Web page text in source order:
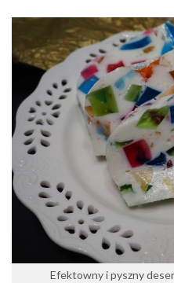
Efektowny i pyszny